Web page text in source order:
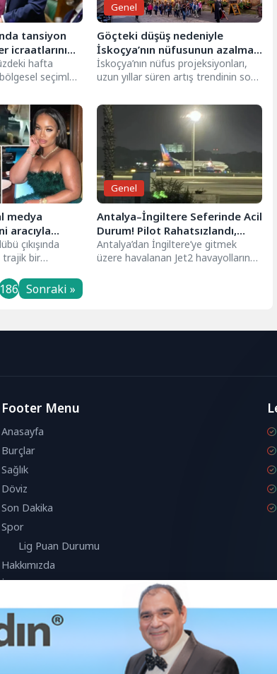
tansiyon
icraatlarını
sert
hafta
seçimler
Başbakanlık
Genel
Göçteki düşüş nedeniyle
İskoçya’nın nüfusunun azalması
bekleniyor
İskoçya’nın nüfus projeksiyonları,
uzun yıllar süren artış trendinin sona
Records of...
medya
aracıyla
çıkışında
trajik bir
Genel
Antalya–İngiltere Seferinde Acil
Durum! Pilot Rahatsızlandı,
Uçak Geri Döndü
Antalya’dan İngiltere’ye gitmek
üzere havalanan Jet2 havayollarına
Sonraki »
Footer Menu
Anasayfa
Burçlar
Sağlık
Döviz
Son Dakika
Spor
Lig Puan Durumu
Hakkımızda
İletişim
geliştirmek için çerezleri kullanmaktadır.
Kabul Et